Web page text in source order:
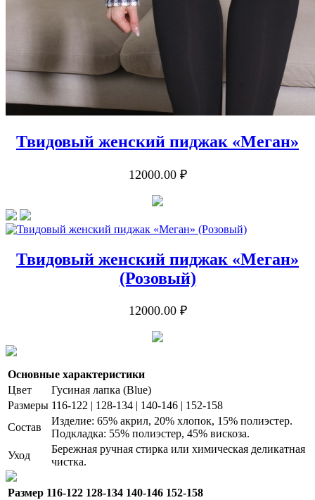
Твидовый женский пиджак «Меган»
12000.00 ₽
Твидовый женский пиджак «Меган»
(Розовый)
12000.00 ₽
Основные характеристики
Цвет
Гусиная лапка (Blue)
Размеры 116-122 | 128-134 | 140-146 | 152-158
Состав
Изделие: 65% акрил, 20% хлопок, 15% полиэстер.
Подкладка: 55% полиэстер, 45% вискоза.
Уход
Бережная ручная стирка или химическая деликатная
чистка.
Размер 116-122 128-134 140-146 152-158